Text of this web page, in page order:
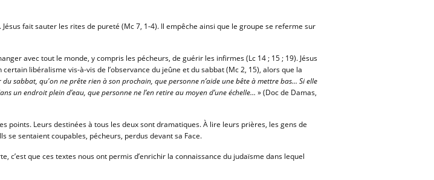
Jésus fait sauter les rites de pureté (Mc 7, 1-4). Il empêche ainsi que le groupe se referme sur
avec tout le monde, y compris les pécheurs, de guérir les infirmes (Lc 14 ; 15 ; 19). Jésus
libéralisme vis-à-vis de l’observance du jeûne et du sabbat (Mc 2, 15), alors que la
du sabbat, qu'on ne prête rien à son prochain, que personne n’aide une bête à mettre bas… Si elle
un endroit plein d’eau, que personne ne l’en retire au moyen d’une échelle… » (Doc de Damas,
points. Leurs destinées à tous les deux sont dramatiques. À lire leurs prières, les gens de
se sentaient coupables, pécheurs, perdus devant sa Face.
que ces textes nous ont permis d’enrichir la connaissance du judaïsme dans lequel